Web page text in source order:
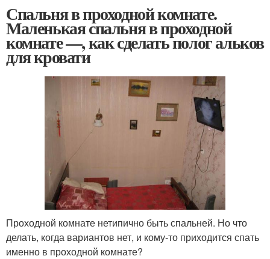
Спальня в проходной комнате.
Маленькая спальня в проходной
комнате —, как сделать полог альков
для кровати
Проходной комнате нетипично быть спальней. Но что
делать, когда вариантов нет, и кому-то приходится спать
именно в проходной комнате?